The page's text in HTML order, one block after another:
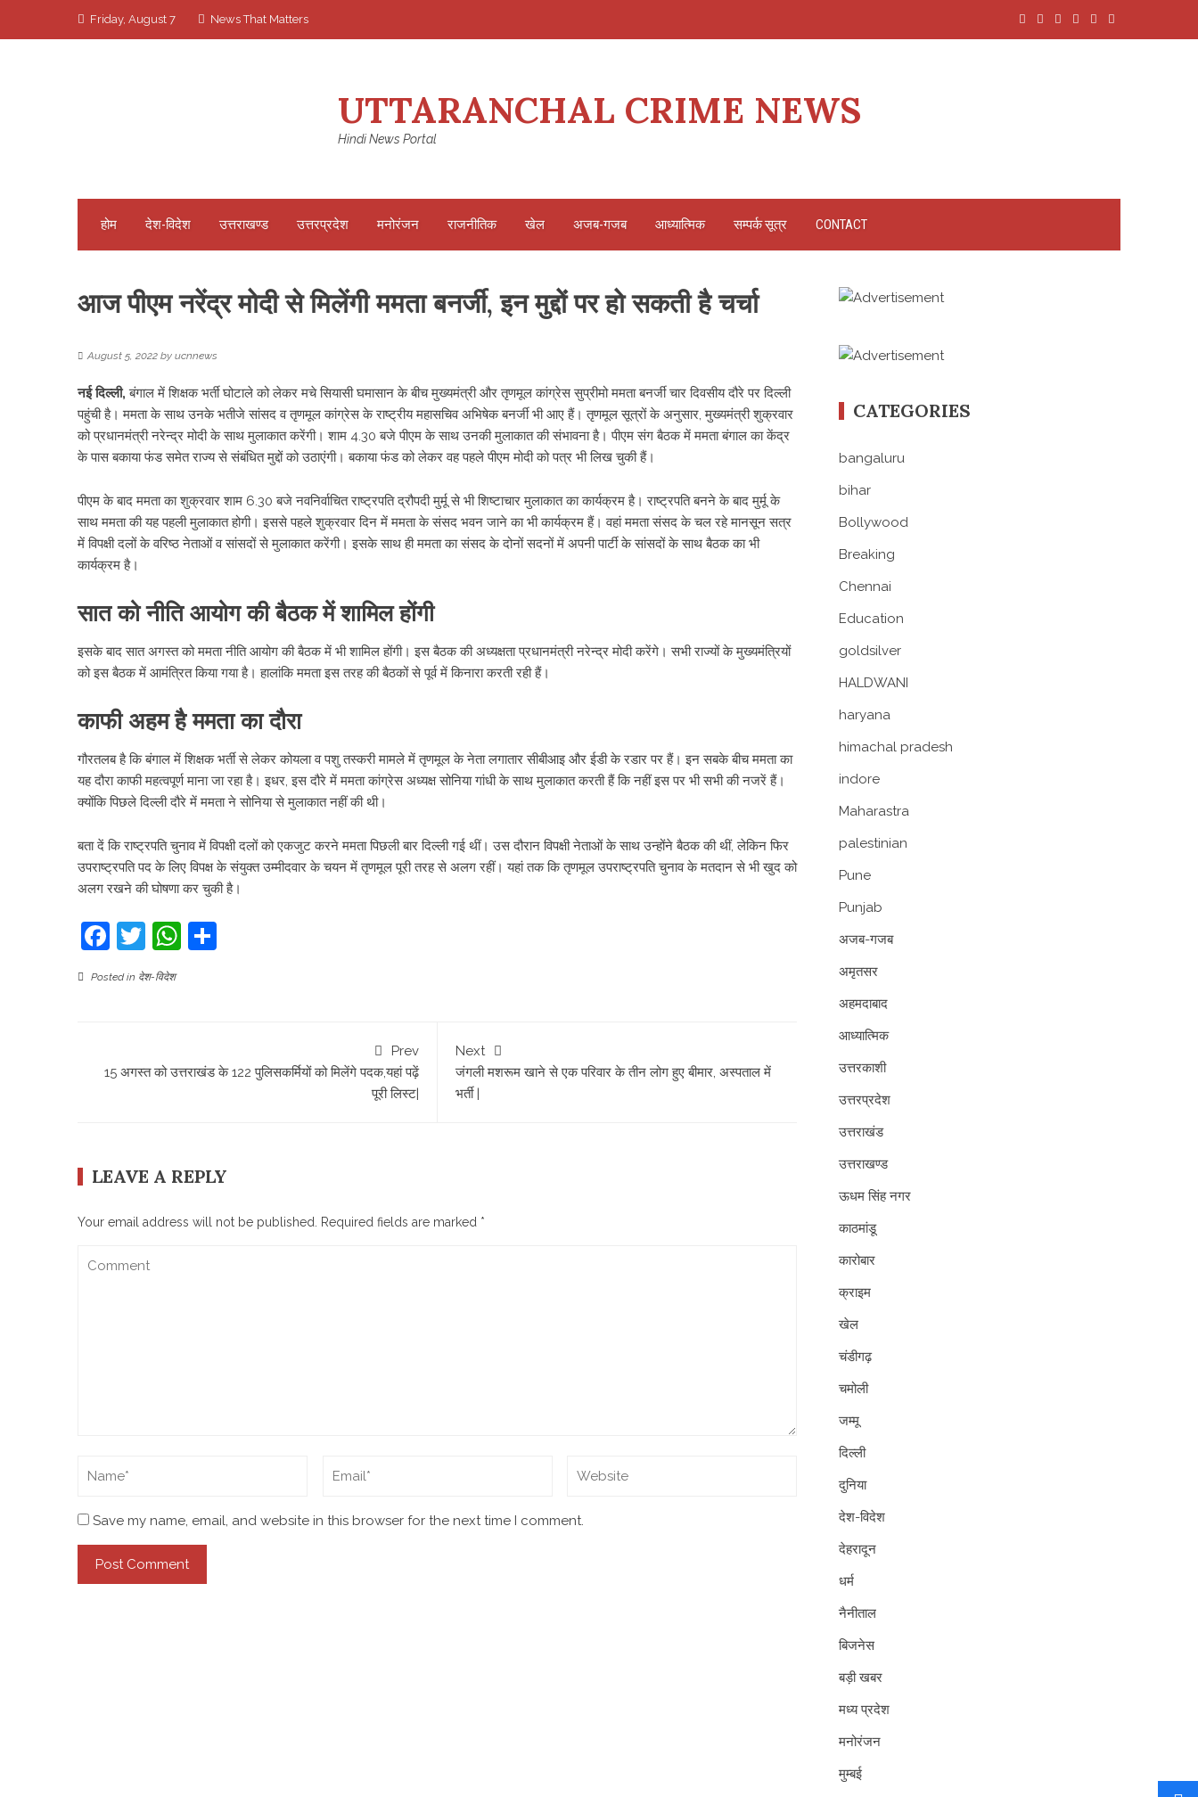
Friday, August 7 News That Matters
UTTARANCHAL CRIME NEWS
Hindi News Portal
होम देश-विदेश उत्तराखण्ड उत्तरप्रदेश मनोरंजन राजनीतिक खेल अजब-गजब आध्यात्मिक सम्पर्क सूत्र CONTACT
आज पीएम नरेंद्र मोदी से मिलेंगी ममता बनर्जी, इन मुद्दों पर हो सकती है चर्चा
August 5, 2022 by ucnnews
नई दिल्ली, बंगाल में शिक्षक भर्ती घोटाले को लेकर मचे सियासी घमासान के बीच मुख्यमंत्री और तृणमूल कांग्रेस सुप्रीमो ममता बनर्जी चार दिवसीय दौरे पर दिल्ली
पहुंची है। ममता के साथ उनके भतीजे सांसद व तृणमूल कांग्रेस के राष्ट्रीय महासचिव अभिषेक बनर्जी भी आए हैं। तृणमूल सूत्रों के अनुसार, मुख्यमंत्री शुक्रवार
को प्रधानमंत्री नरेन्द्र मोदी के साथ मुलाकात करेंगी। शाम 4.30 बजे पीएम के साथ उनकी मुलाकात की संभावना है। पीएम संग बैठक में ममता बंगाल का केंद्र
के पास बकाया फंड समेत राज्य से संबंधित मुद्दों को उठाएंगी। बकाया फंड को लेकर वह पहले पीएम मोदी को पत्र भी लिख चुकी हैं।
पीएम के बाद ममता का शुक्रवार शाम 6.30 बजे नवनिर्वाचित राष्ट्रपति द्रौपदी मुर्मू से भी शिष्टाचार मुलाकात का कार्यक्रम है। राष्ट्रपति बनने के बाद मुर्मू के
साथ ममता की यह पहली मुलाकात होगी। इससे पहले शुक्रवार दिन में ममता के संसद भवन जाने का भी कार्यक्रम हैं। वहां ममता संसद के चल रहे मानसून सत्र
में विपक्षी दलों के वरिष्ठ नेताओं व सांसदों से मुलाकात करेंगी। इसके साथ ही ममता का संसद के दोनों सदनों में अपनी पार्टी के सांसदों के साथ बैठक का भी
कार्यक्रम है।
सात को नीति आयोग की बैठक में शामिल होंगी
इसके बाद सात अगस्त को ममता नीति आयोग की बैठक में भी शामिल होंगी। इस बैठक की अध्यक्षता प्रधानमंत्री नरेन्द्र मोदी करेंगे। सभी राज्यों के मुख्यमंत्रियों
को इस बैठक में आमंत्रित किया गया है। हालांकि ममता इस तरह की बैठकों से पूर्व में किनारा करती रही हैं।
काफी अहम है ममता का दौरा
गौरतलब है कि बंगाल में शिक्षक भर्ती से लेकर कोयला व पशु तस्करी मामले में तृणमूल के नेता लगातार सीबीआइ और ईडी के रडार पर हैं। इन सबके बीच ममता का
यह दौरा काफी महत्वपूर्ण माना जा रहा है। इधर, इस दौरे में ममता कांग्रेस अध्यक्ष सोनिया गांधी के साथ मुलाकात करती हैं कि नहीं इस पर भी सभी की नजरें हैं।
क्योंकि पिछले दिल्ली दौरे में ममता ने सोनिया से मुलाकात नहीं की थी।
बता दें कि राष्ट्रपति चुनाव में विपक्षी दलों को एकजुट करने ममता पिछली बार दिल्ली गई थीं। उस दौरान विपक्षी नेताओं के साथ उन्होंने बैठक की थीं, लेकिन फिर
उपराष्ट्रपति पद के लिए विपक्ष के संयुक्त उम्मीदवार के चयन में तृणमूल पूरी तरह से अलग रहीं। यहां तक कि तृणमूल उपराष्ट्रपति चुनाव के मतदान से भी खुद को
अलग रखने की घोषणा कर चुकी है।
Facebook
TwitterWhatsApp
Posted in देश-विदेश
Prev
15 अगस्त को उत्तराखंड के 122 पुलिसकर्मियों को मिलेंगे पदक,यहां पढ़ें
पूरी लिस्ट|
Next
जंगली मशरूम खाने से एक परिवार के तीन लोग हुए बीमार, अस्पताल में
भर्ती |
LEAVE A REPLY
Your email address will not be published. Required fields are marked *
Save my name, email, and website in this browser for the next time I comment.
CATEGORIES
bangaluru
bihar
Bollywood
Breaking
Chennai
Education
goldsilver
HALDWANI
haryana
himachal pradesh
indore
Maharastra
palestinian
Pune
Punjab
अजब-गजब
अमृतसर
अहमदाबाद
आध्यात्मिक
उत्तरकाशी
उत्तरप्रदेश
उत्तराखंड
उत्तराखण्ड
ऊधम सिंह नगर
काठमांडू
कारोबार
क्राइम
खेल
चंडीगढ़
चमोली
जम्मू
दिल्ली
दुनिया
देश-विदेश
देहरादून
धर्म
नैनीताल
बिजनेस
बड़ी खबर
मध्य प्रदेश
मनोरंजन
मुम्बई